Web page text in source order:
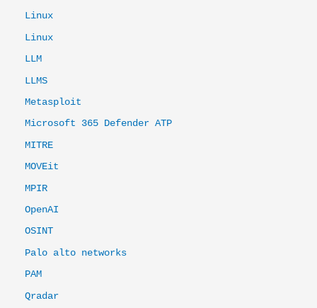
Linux
Linux
LLM
LLMS
Metasploit
Microsoft 365 Defender ATP
MITRE
MOVEit
MPIR
OpenAI
OSINT
Palo alto networks
PAM
Qradar